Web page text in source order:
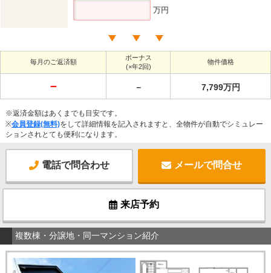
万円
毎月のご返済額
ボーナス
(×年2回)
物件価格
－ － 7,799万円
※返済金額はあくまでも目安です。
※会員登録(無料)をして詳細情報を記入されますと、全物件が自動でシミュレー
ションされとても便利になります。
電話で問合わせ メールで問合せ
来店予約
複数棟・分譲地・同一マンション紹介